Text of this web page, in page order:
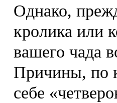
Однако,
кролика или
вашего чада
Причины, по
себе